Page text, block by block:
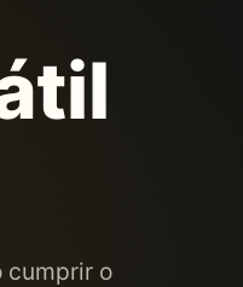
cumprir o